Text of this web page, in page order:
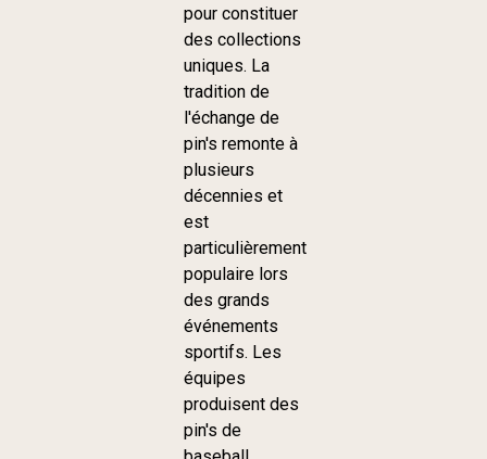
pour constituer
des collections
uniques. La
tradition de
l'échange de
pin's remonte à
plusieurs
décennies et
est
particulièrement
populaire lors
des grands
événements
sportifs. Les
équipes
produisent des
pin's de